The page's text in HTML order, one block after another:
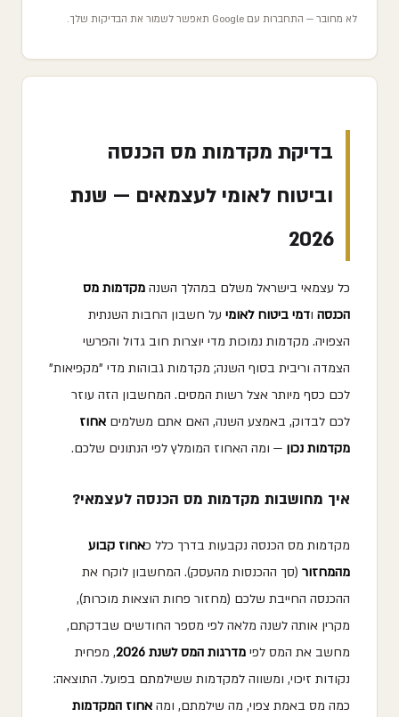
לא מחובר — התחברות עם Google תאפשר לשמור את הבדיקות שלך.
בדיקת מקדמות מס הכנסה
וביטוח לאומי לעצמאים — שנת
2026
כל עצמאי בישראל משלם במהלך השנה מקדמות מס
הכנסה ודמי ביטוח לאומי על חשבון החבות השנתית
הצפויה. מקדמות נמוכות מדי יוצרות חוב גדול והפרשי
הצמדה וריבית בסוף השנה; מקדמות גבוהות מדי "מקפיאות"
לכם כסף מיותר אצל רשות המסים. המחשבון הזה עוזר
לכם לבדוק, באמצע השנה, האם אתם משלמים אחוז
מקדמות נכון — ומה האחוז המומלץ לפי הנתונים שלכם.
איך מחושבות מקדמות מס הכנסה לעצמאי?
מקדמות מס הכנסה נקבעות בדרך כלל כאחוז קבוע
מהמחזור (סך ההכנסות מהעסק). המחשבון לוקח את
ההכנסה החייבת שלכם (מחזור פחות הוצאות מוכרות),
מקרין אותה לשנה מלאה לפי מספר החודשים שבדקתם,
מחשב את המס לפי מדרגות המס לשנת 2026
, מפחית
נקודות זיכוי, ומשווה למקדמות ששילמתם בפועל. התוצאה:
כמה מס באמת צפוי, מה שילמתם, ומה אחוז המקדמות